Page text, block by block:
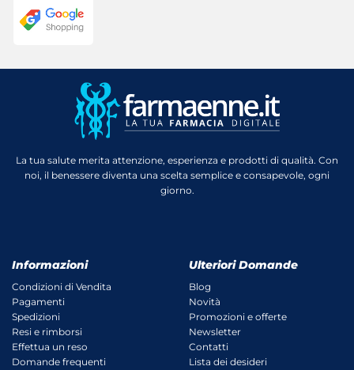
La tua salute merita attenzione, esperienza e prodotti di qualità. Con
noi, il benessere diventa una scelta semplice e consapevole, ogni
giorno.
Informazioni
Condizioni di Vendita
Pagamenti
Spedizioni
Resi e rimborsi
Effettua un reso
Domande frequenti
Ulteriori Domande
Blog
Novità
Promozioni e offerte
Newsletter
Contatti
Lista dei desideri